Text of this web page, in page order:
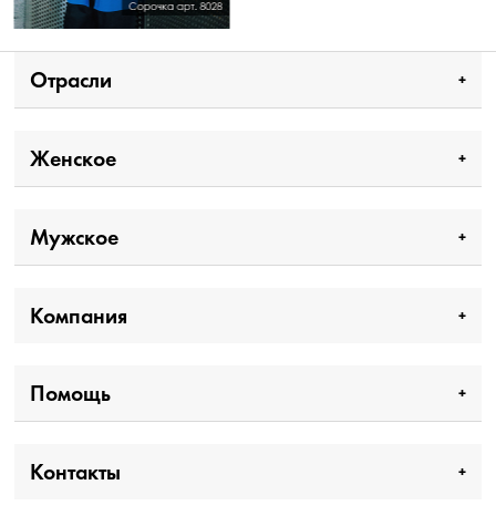
Отрасли
Женское
Мужское
Компания
Помощь
Контакты